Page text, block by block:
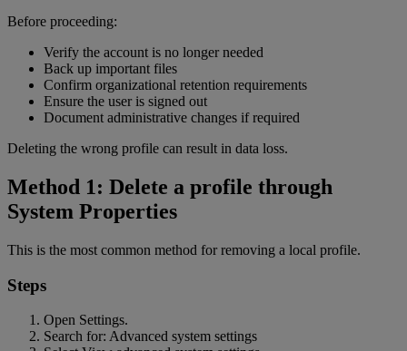
Before proceeding:
Verify the account is no longer needed
Back up important files
Confirm organizational retention requirements
Ensure the user is signed out
Document administrative changes if required
Deleting the wrong profile can result in data loss.
Method 1: Delete a profile through
System Properties
This is the most common method for removing a local profile.
Steps
Open Settings.
Search for: Advanced system settings